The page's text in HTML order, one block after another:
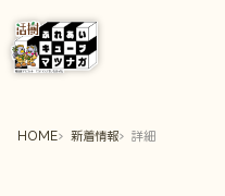
HOME 新着情報 詳細